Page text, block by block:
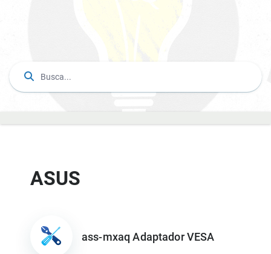
ASUS
ass-mxaq Adaptador VESA